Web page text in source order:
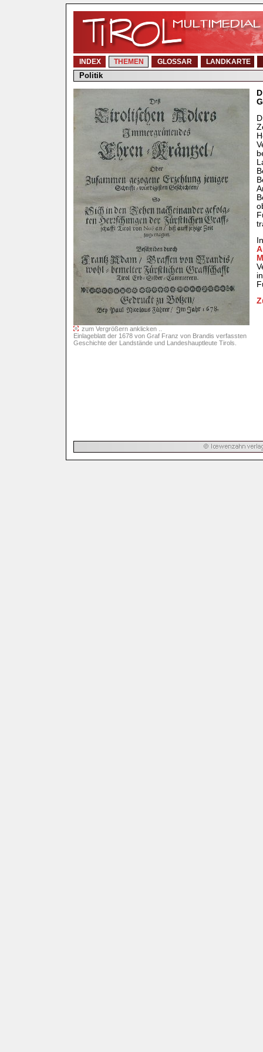
INDEX THEMEN GLOSSAR LANDKARTE
Politik
zum Vergrößern anklicken ..
Einlageblatt der 1678 von Graf Franz von Brandis verfassten
Geschichte der Landstände und Landeshauptleute Tirols.